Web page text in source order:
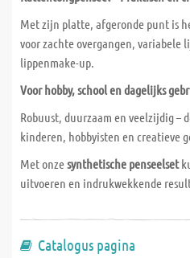
Met zijn platte, afgeronde punt is
voor zachte overgangen, variabele
lippenmake-up.
Voor hobby, school en dagelijks
Robuust, duurzaam en veelzijdig –
kinderen, hobbyisten en creatieve
Met onzesynthetische penseelset
uitvoeren en indrukwekkende
Catalogus pagina